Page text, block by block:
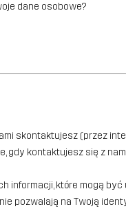
dane osobowe?
skontaktujesz (przez
gdy kontaktujesz się z
informacji, które mogą
pozwalają na Twoją